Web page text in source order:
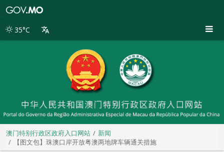
别
35°C
澳门特别行政区政府入口网站
新闻
【图文包】珠澳口岸开放粤澳两地牌车辆通关措施